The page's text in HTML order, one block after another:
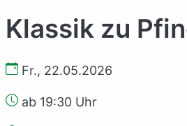
Klassik zu
Fr., 22.05.2026
ab 19:30 Uhr